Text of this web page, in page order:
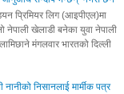
प्रिमियर लिग (आइपीएल)मा
नेपाली खेलाडी बनेका युवा नेपाली
मंगलवार भारतको दिल्ली
नानीको निसानलाई मार्मीक पत्र